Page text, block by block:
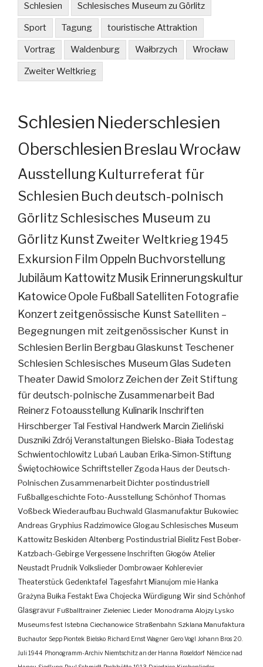
Schlesien Schlesisches Museum zu Görlitz
Sport Tagung touristische Attraktion
Vortrag Waldenburg Wałbrzych Wrocław
Zweiter Weltkrieg
Schlesien Niederschlesien
Oberschlesien Breslau Wrocław
Ausstellung Kulturreferat für
Schlesien Buch deutsch-polnisch
GörlitzSchlesisches Museum zu
Görlitz KunstZweiter Weltkrieg 1945
Exkursion Film Oppeln Buchvorstellung
Jubiläum Kattowitz Musik Erinnerungskultur
KatowiceOpole FußballSatelliten Fotografie
Konzertzeitgenössische Kunst Satelliten –
Begegnungen mit zeitgenössischer Kunst in
Schlesien Berlin BergbauGlaskunst Teschener
Schlesien Schlesisches MuseumGlas Sudeten
Theater Dawid SmolorzZeichen der Zeit Stiftung
für deutsch-polnische Zusammenarbeit Bad
Reinerz Fotoausstellung Kulinarik Inschriften
Hirschberger Tal Festival Handwerk Marcin Zieliński
Duszniki Zdrój Veranstaltungen Bielsko-Biała Todestag
Schwientochlowitz Lubań Lauban Erika-Simon-Stiftung
Świętochłowice SchriftstellerZgoda Haus der Deutsch-
Polnischen ZusammenarbeitDichterpostindustriell
Fußballgeschichte Foto-AusstellungSchönhofThomas
VoßbeckWiederaufbau Buchwald Glasmanufaktur Bukowiec
Andreas Gryphius Radzimowice Glogau Schlesisches Museum
Kattowitz Beskiden Altenberg Postindustrial Bielitz Fest Bober-
Katzbach-Gebirge Vergessene Inschriften Głogów Atelier
Neustadt Prudnik Volkslieder Dombrowaer Kohlerevier
Theaterstück Gedenktafel Tagesfahrt Mianujom mie Hanka
Grażyna Bułka Festakt Ewa Chojecka Würdigung Wir sind Schönhof
Glasgravur Fußballtrainer Zieleniec Lieder Monodrama Alojzy Lysko
Museumsfest Istebna Ciechanowice Straßenbahn Szklana Manufaktura
Buchautor Sepp Piontek Bielsko Richard Ernst Wagner Gero Vogl Johann Bros 20.
Juli 1944 Phonogramm-Archiv Niemtschitz an der Hanna Roseldorf Némčice nad